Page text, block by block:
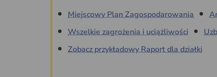
Miejscowy Plan Zagospodarowania
Wszelkie zagrożenia i uciążliwości
Zobacz przykładowy Raport dla działki